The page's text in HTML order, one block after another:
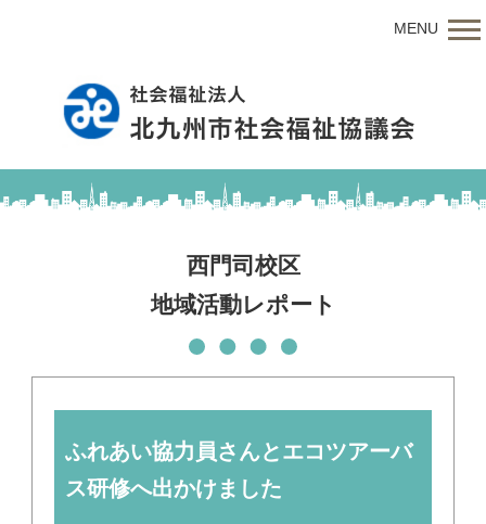
MENU
西門司校区
地域活動レポート
ふれあい協力員さんとエコツアーバ
ス研修へ出かけました